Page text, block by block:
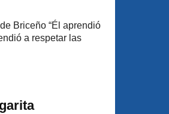
Briceño “Él aprendió
a respetar las